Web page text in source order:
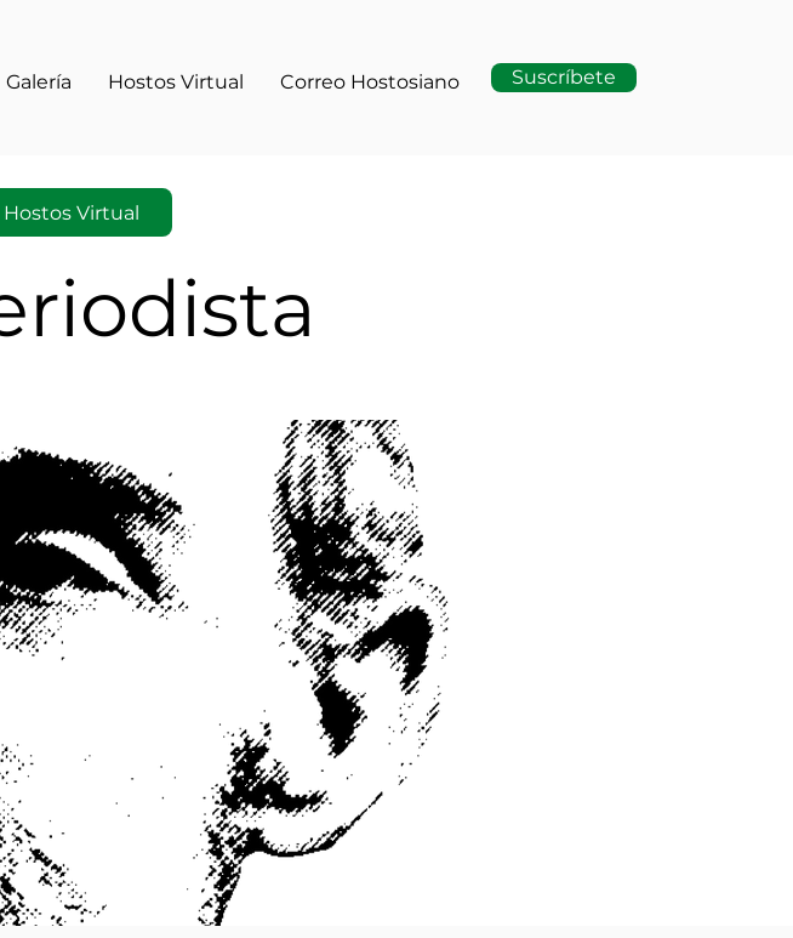
Galería Hostos Virtual Correo Hostosiano Suscríbete
Virtual